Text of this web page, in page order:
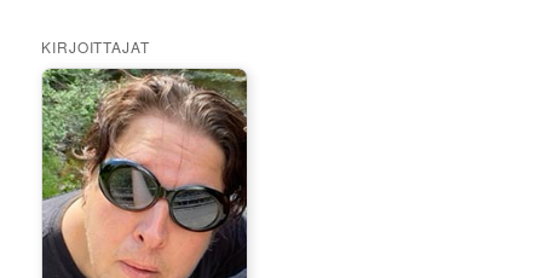
KIRJOITTAJAT